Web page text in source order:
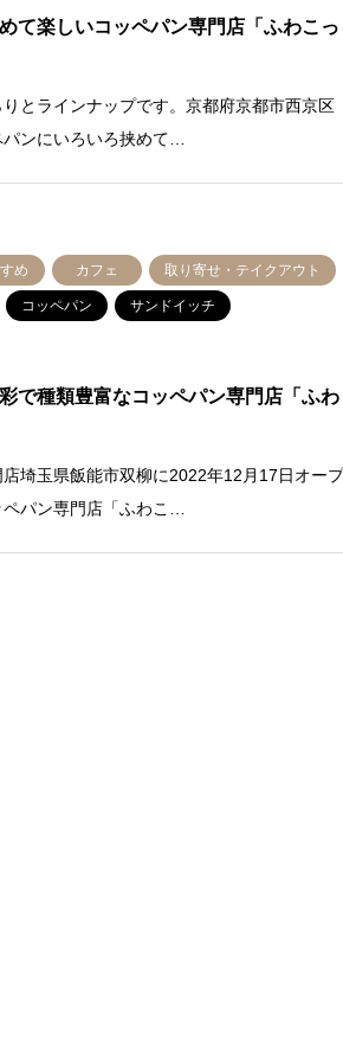
て楽しいコッペパン専門店「ふわこっ
とラインナップです。京都府京都市西京区
ンにいろいろ挟めて…
め カフェ 取り寄せ・テイクアウト
コッペパン サンドイッチ
で種類豊富なコッペパン専門店「ふわ
埼玉県飯能市双柳に2022年12月17日オー
パン専門店「ふわこ…